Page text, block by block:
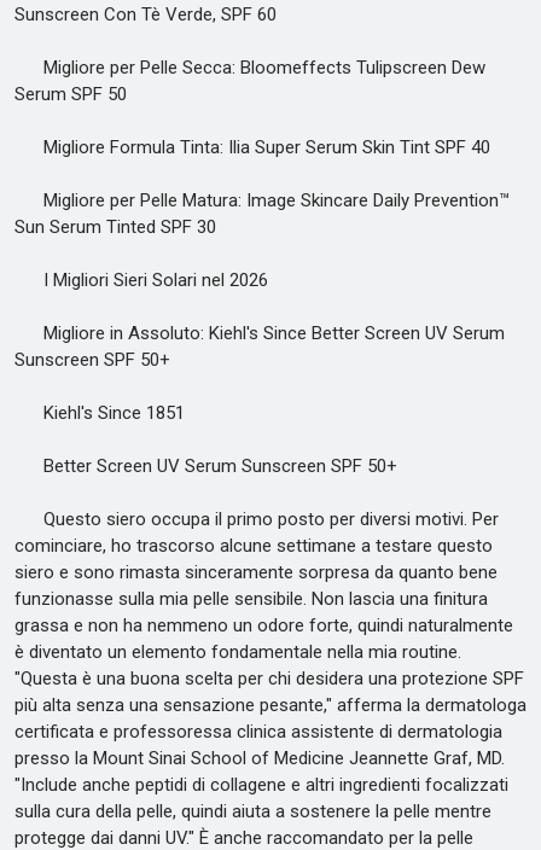
Sunscreen Con Tè Verde, SPF 60
Migliore per Pelle Secca: Bloomeffects Tulipscreen Dew
Serum SPF 50
Migliore Formula Tinta: Ilia Super Serum Skin Tint SPF 40
Migliore per Pelle Matura: Image Skincare Daily Prevention™
Sun Serum Tinted SPF 30
I Migliori Sieri Solari nel 2026
Migliore in Assoluto: Kiehl's Since Better Screen UV Serum
Sunscreen SPF 50+
Kiehl's Since 1851
Better Screen UV Serum Sunscreen SPF 50+
Questo siero occupa il primo posto per diversi motivi. Per
cominciare, ho trascorso alcune settimane a testare questo
siero e sono rimasta sinceramente sorpresa da quanto bene
funzionasse sulla mia pelle sensibile. Non lascia una finitura
grassa e non ha nemmeno un odore forte, quindi naturalmente
è diventato un elemento fondamentale nella mia routine.
"Questa è una buona scelta per chi desidera una protezione SPF
più alta senza una sensazione pesante," afferma la dermatologa
certificata e professoressa clinica assistente di dermatologia
presso la Mount Sinai School of Medicine Jeannette Graf, MD.
"Include anche peptidi di collagene e altri ingredienti focalizzati
sulla cura della pelle, quindi aiuta a sostenere la pelle mentre
protegge dai danni UV." È anche raccomandato per la pelle